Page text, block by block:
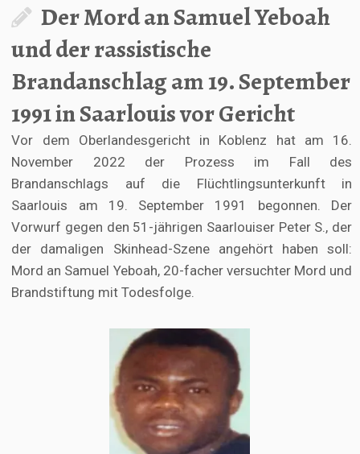
Der Mord an Samuel Yeboah
und der rassistische
Brandanschlag am 19. September
1991 in Saarlouis vor Gericht
Vor dem Oberlandesgericht in Koblenz hat am 16.
November 2022 der Prozess im Fall des
Brandanschlags auf die Flüchtlingsunterkunft in
Saarlouis am 19. September 1991 begonnen. Der
Vorwurf gegen den 51-jährigen Saarlouiser Peter S., der
der damaligen Skinhead-Szene angehört haben soll:
Mord an Samuel Yeboah, 20-facher versuchter Mord und
Brandstiftung mit Todesfolge.